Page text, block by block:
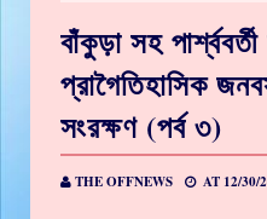
বাঁকুড়া সহ
প্রাগৈতিহাসিক
সংরক্ষণ (পর্ব ৩)
THE OFFNEWS AT 12/30/